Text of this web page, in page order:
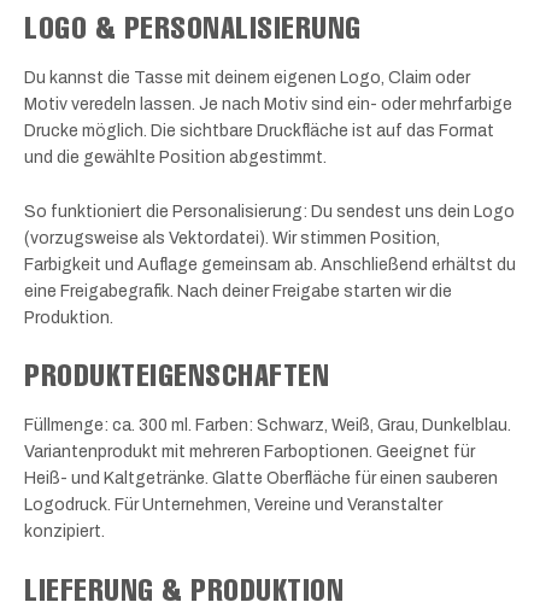
LOGO & PERSONALISIERUNG
Du kannst die Tasse mit deinem eigenen Logo, Claim oder
Motiv veredeln lassen. Je nach Motiv sind ein- oder mehrfarbige
Drucke möglich. Die sichtbare Druckfläche ist auf das Format
und die gewählte Position abgestimmt.
So funktioniert die Personalisierung: Du sendest uns dein Logo
(vorzugsweise als Vektordatei). Wir stimmen Position,
Farbigkeit und Auflage gemeinsam ab. Anschließend erhältst du
eine Freigabegrafik. Nach deiner Freigabe starten wir die
Produktion.
PRODUKTEIGENSCHAFTEN
Füllmenge: ca. 300 ml. Farben: Schwarz, Weiß, Grau, Dunkelblau.
Variantenprodukt mit mehreren Farboptionen. Geeignet für
Heiß- und Kaltgetränke. Glatte Oberfläche für einen sauberen
Logodruck. Für Unternehmen, Vereine und Veranstalter
konzipiert.
LIEFERUNG & PRODUKTION